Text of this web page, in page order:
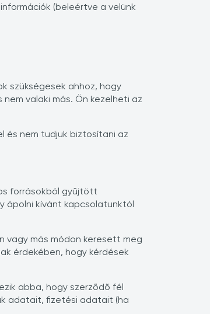
(beleértve a velünk
szükségesek ahhoz, hogy
valaki más. Ön kezelheti az
és nem tudjuk biztosítani az
forrásokból gyűjtött
ápolni kívánt kapcsolatunktól
vagy más módon keresett meg
érdekében, hogy kérdések
abba, hogy szerzõdõ fél
adatait, fizetési adatait (ha